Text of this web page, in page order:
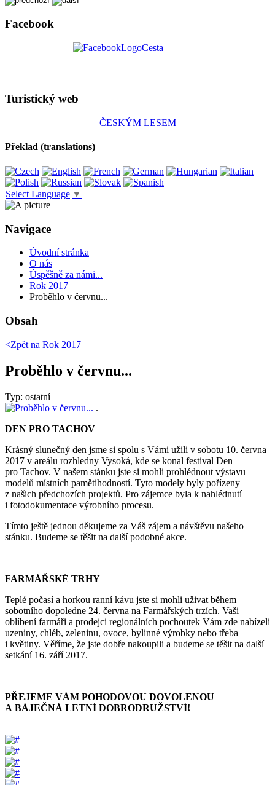
Facebook
Turistický web
ČESKÝM LESEM
Překlad (translations)
Select Language ▼
Navigace
Úvodní stránka
O nás
Úspěšně za námi...
Rok 2017
Proběhlo v červnu...
Obsah
<Zpět na Rok 2017
Proběhlo v červnu...
Typ: ostatní
.
DEN PRO TACHOV
Krásný slunečný den jsme si spolu s Vámi užili v sobotu 10. června
2017 v areálu rozhledny Vysoká, kde se konal festival Den
pro Tachov. V našem stánku jste si mohli prohlédnout výstavu
modelů místních pamětihodností. Tyto modely byly pořízeny
z našich předchozích projektů. Pro zájemce byla k nahlédnutí
i fotodokumentace výrobního procesu.
Tímto ještě jednou děkujeme za Váš zájem a návštěvu našeho
stánku. Budeme se těšit na další podobné akce.
FARMÁŘSKÉ TRHY
Teplé počasí a horkou ranní kávu jste si mohli uživat během
sobotního dopoledne 24. června na Farmářských trzích. Vaši
oblíbení farmáři a prodejci regionálních pochoutek Vám zde nabízeli
uzeniny, chléb, zeleninu, ovoce, bylinné výrobky nebo třeba
i květiny. Věříme, že jste dobře nakoupili a budeme se těšit na další
setkání 16. září 2017.
PŘEJEME VÁM POHODOVOU DOVOLENOU
A BÁJEČNÁ LETNÍ DOBRODRUŽSTVÍ!